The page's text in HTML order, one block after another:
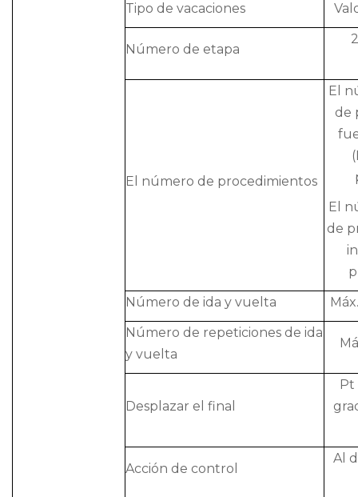
Tipo de vacaciones
Número de etapa
El número de procedimientos
El
de
El
de
Número de ida y vuelta
Número de repeticiones de ida
y vuelta
Desplazar el final
Pt
Acción de control
Al